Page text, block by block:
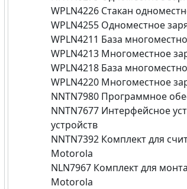
WPLN4226 Стакан
WPLN4255 Одноместное
WPLN4211 База
WPLN4213 Многоместное
WPLN4218 База
WPLN4220 Многоместное
NNTN7980 Программное
NNTN7677 Интерфейсное
устройств
NNTN7392 Комплект для
Motorola
NLN7967 Комплект для
Motorola